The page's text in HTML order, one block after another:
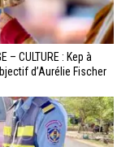
– CULTURE : Kep à
d’Aurélie Fischer